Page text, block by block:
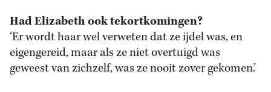
Had Elizabeth ook tekortkomingen?
‘Er wordt haar wel verweten dat ze ijdel was, en
eigengereid, maar als ze niet overtuigd was
geweest van zichzelf, was ze nooit zover gekomen.’